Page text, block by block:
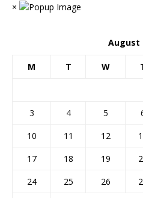
×
August
M T W
3
4 5
10
11 12
17
18 19
24
25 26